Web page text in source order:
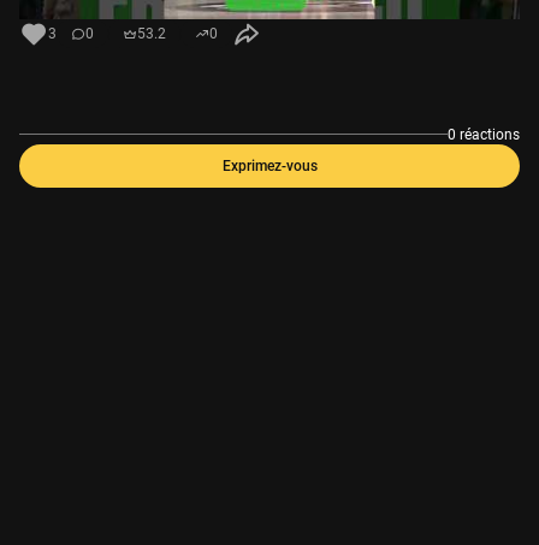
3 0 53.2 0
0 réactions
Exprimez-vous